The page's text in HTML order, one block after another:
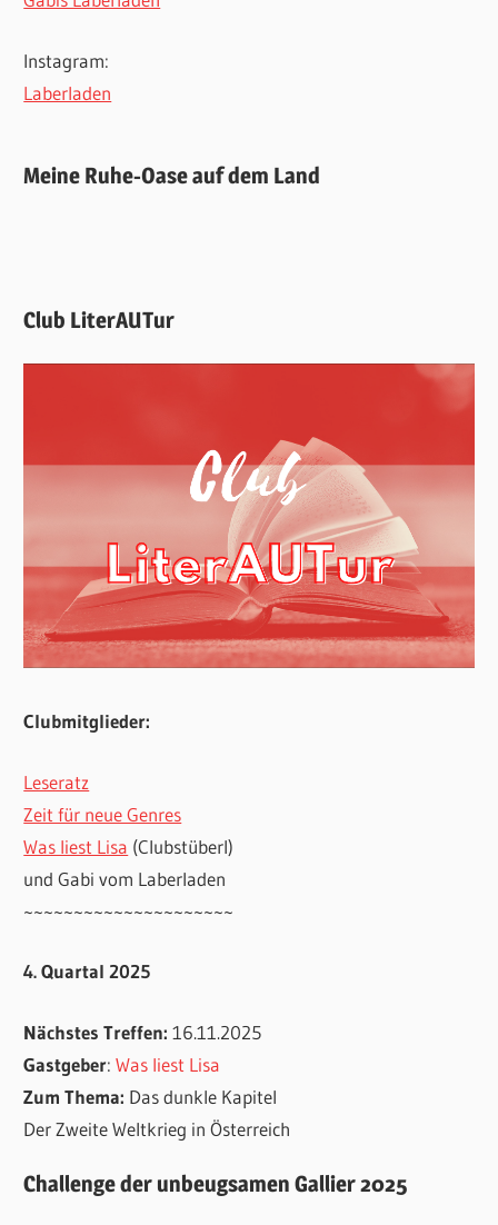
Instagram:
Laberladen
Meine Ruhe-Oase auf dem Land
Club LiterAUTur
Clubmitglieder:
Leseratz
Zeit für neue Genres
Was liest Lisa (Clubstüberl)
und Gabi vom Laberladen
~~~~~~~~~~~~~~~~~~~~~
4. Quartal 2025
Nächstes Treffen:16.11.2025
Gastgeber:Was liest Lisa
Zum Thema: Das dunkle Kapitel
Der Zweite Weltkrieg in Österreich
Challenge der unbeugsamen Gallier 2025